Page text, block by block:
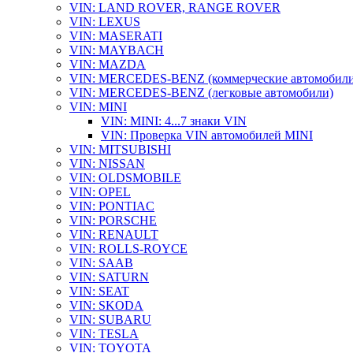
VIN: LAND ROVER, RANGE ROVER
VIN: LEXUS
VIN: MASERATI
VIN: MAYBACH
VIN: MAZDA
VIN: MERCEDES-BENZ (коммерческие
VIN: MERCEDES-BENZ (легковые автомобили)
VIN: MINI
VIN: MINI: 4...7 знаки VIN
VIN: Проверка VIN автомобилей MINI
VIN: MITSUBISHI
VIN: NISSAN
VIN: OLDSMOBILE
VIN: OPEL
VIN: PONTIAC
VIN: PORSCHE
VIN: RENAULT
VIN: ROLLS-ROYCE
VIN: SAAB
VIN: SATURN
VIN: SEAT
VIN: SKODA
VIN: SUBARU
VIN: TESLA
VIN: TOYOTA